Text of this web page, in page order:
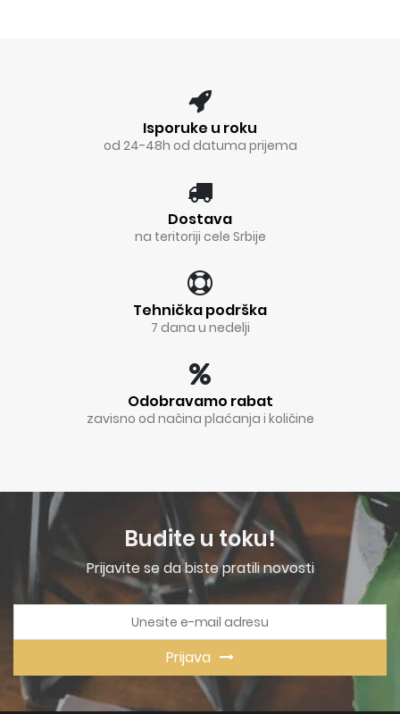
Isporuke u roku
od 24-48h od datuma prijema
Dostava
na teritoriji cele Srbije
Tehnička podrška
7 dana u nedelji
Odobravamo rabat
zavisno od načina plaćanja i količine
Budite u toku!
Prijavite se da biste pratili novosti
Prijava